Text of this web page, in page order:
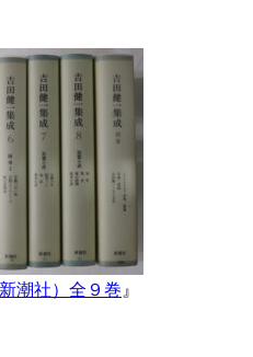
潮社）全９巻 』